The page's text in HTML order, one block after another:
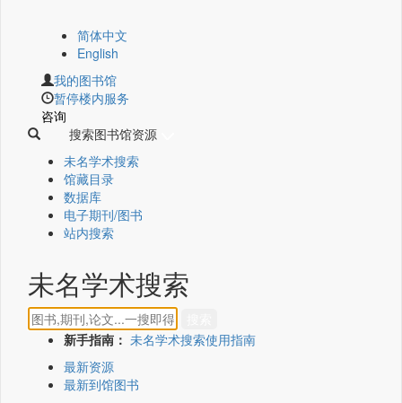
简体中文
English
我的图书馆
暂停楼内服务
咨询
搜索图书馆资源
未名学术搜索
馆藏目录
数据库
电子期刊/图书
站内搜索
未名学术搜索
新手指南： 未名学术搜索使用指南
最新资源
最新到馆图书